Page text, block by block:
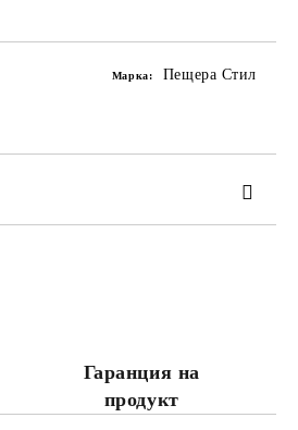
Марка: Пещера Стил
Гаранция на
продукт